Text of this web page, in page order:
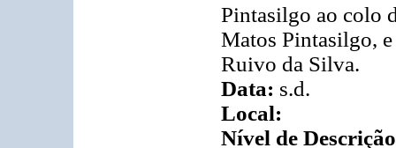
Pintasilgo ao colo
Matos Pintasilgo,
Ruivo da Silva.
Data: s.d.
Local:
Nível de